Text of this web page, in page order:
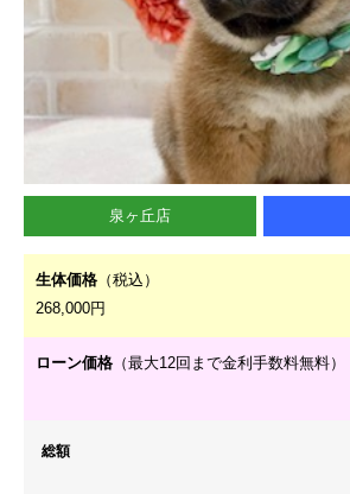
泉ヶ丘店
生体価格 （税込）
268,000円
ローン価格 （最大12回まで金利手数料無料）
総額